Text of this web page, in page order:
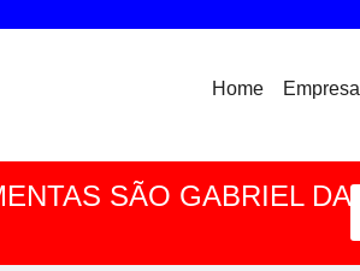
Home Empresa
SÃO GABRIEL DA